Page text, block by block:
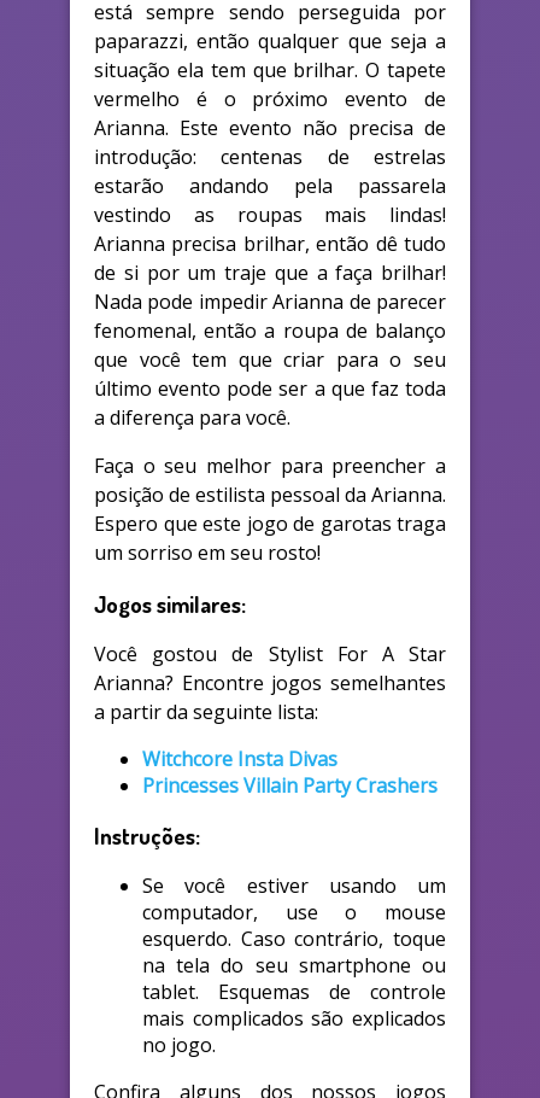
está sempre sendo perseguida por
paparazzi, então qualquer que seja a
situação ela tem que brilhar. O tapete
vermelho é o próximo evento de
Arianna. Este evento não precisa de
introdução: centenas de estrelas
estarão andando pela passarela
vestindo as roupas mais lindas!
Arianna precisa brilhar, então dê tudo
de si por um traje que a faça brilhar!
Nada pode impedir Arianna de parecer
fenomenal, então a roupa de balanço
que você tem que criar para o seu
último evento pode ser a que faz toda
a diferença para você.
Faça o seu melhor para preencher a
posição de estilista pessoal da Arianna.
Espero que este jogo de garotas traga
um sorriso em seu rosto!
Jogos similares:
Você gostou de Stylist For A Star
Arianna? Encontre jogos semelhantes
a partir da seguinte lista:
Witchcore Insta Divas
Princesses Villain Party Crashers
Instruções:
Se você estiver usando um
computador, use o mouse
esquerdo. Caso contrário, toque
na tela do seu smartphone ou
tablet. Esquemas de controle
mais complicados são explicados
no jogo.
Confira alguns dos nossos jogos